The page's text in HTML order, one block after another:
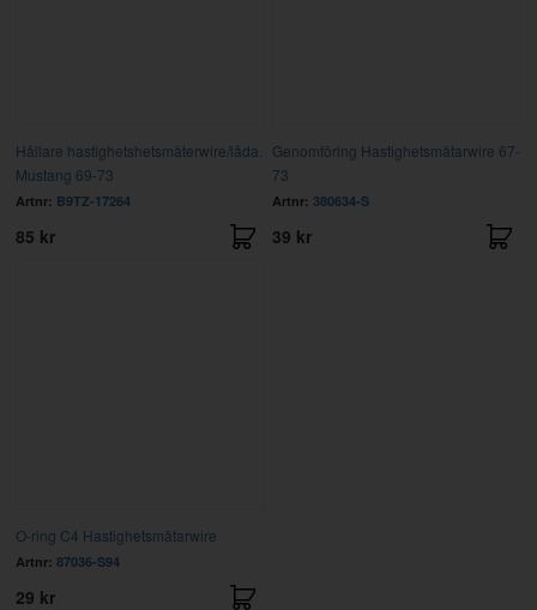
Hållare hastighetshetsmäterwire/låda.
Mustang 69-73
Artnr: B9TZ-17264
85 kr
Genomföring Hastighetsmätarwire 67-
73
Artnr: 380634-S
39 kr
O-ring C4 Hastighetsmätarwire
Artnr: 87036-S94
29 kr